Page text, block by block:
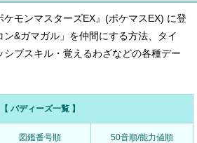
ケモンマスターズEX』(ポケマスEX) に登
&ガマガル」を仲間にする方法、タイ
ブスキル・覚えるわざなどの各種デー
【 バディーズ一覧 】
図鑑番号順 50音順/能力値順